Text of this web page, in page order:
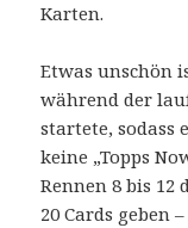
Karten.
Etwas unschön
während der
startete, sodass
keine „Topps
Rennen 8 bis 12
20 Cards geben